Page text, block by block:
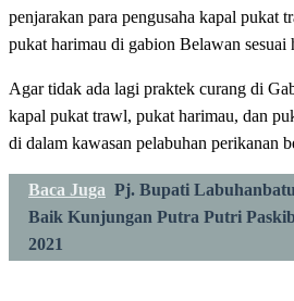
penjarakan para pengusaha kapal pukat
pukat harimau di gabion Belawan sesuai
Agar tidak ada lagi praktek curang di
kapal pukat trawl, pukat harimau, dan
di dalam kawasan pelabuhan perikanan
Baca Juga Pj. Bupati
Baik Kunjungan Putra Putri
2021